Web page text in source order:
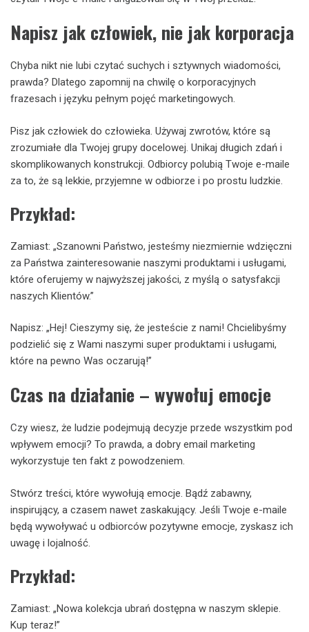
Napisz jak człowiek, nie jak korporacja
Chyba nikt nie lubi czytać suchych i sztywnych wiadomości,
prawda? Dlatego zapomnij na chwilę o korporacyjnych
frazesach i języku pełnym pojęć marketingowych.
Pisz jak człowiek do człowieka. Używaj zwrotów, które są
zrozumiałe dla Twojej grupy docelowej. Unikaj długich zdań i
skomplikowanych konstrukcji. Odbiorcy polubią Twoje e-maile
za to, że są lekkie, przyjemne w odbiorze i po prostu ludzkie.
Przykład:
Zamiast: „Szanowni Państwo, jesteśmy niezmiernie wdzięczni
za Państwa zainteresowanie naszymi produktami i usługami,
które oferujemy w najwyższej jakości, z myślą o satysfakcji
naszych Klientów.”
Napisz: „Hej! Cieszymy się, że jesteście z nami! Chcielibyśmy
podzielić się z Wami naszymi super produktami i usługami,
które na pewno Was oczarują!”
Czas na działanie – wywołuj emocje
Czy wiesz, że ludzie podejmują decyzje przede wszystkim pod
wpływem emocji? To prawda, a dobry email marketing
wykorzystuje ten fakt z powodzeniem.
Stwórz treści, które wywołują emocje. Bądź zabawny,
inspirujący, a czasem nawet zaskakujący. Jeśli Twoje e-maile
będą wywoływać u odbiorców pozytywne emocje, zyskasz ich
uwagę i lojalność.
Przykład:
Zamiast: „Nowa kolekcja ubrań dostępna w naszym sklepie.
Kup teraz!”